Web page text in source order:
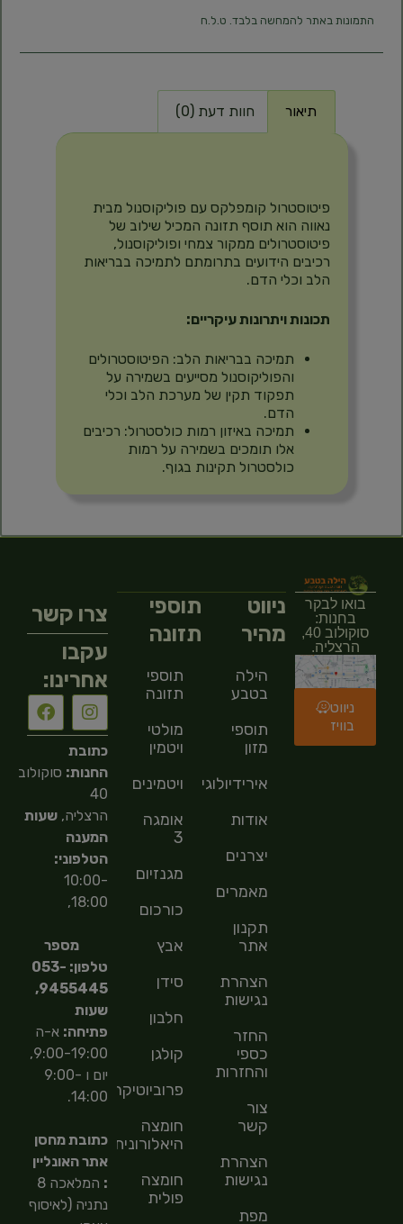
התמונות באתר להמחשה בלבד. ט.ל.ח
תיאור חוות דעת (0)
פיטוסטרול קומפלקס עם פוליקוסנול מבית
נאווה הוא תוסף תזונה המכיל שילוב של
פיטוסטרולים ממקור צמחי ופוליקוסנול,
רכיבים הידועים בתרומתם לתמיכה בבריאות
הלב וכלי הדם.
תכונות ויתרונות עיקריים:
תמיכה בבריאות הלב: הפיטוסטרולים
והפוליקוסנול מסייעים בשמירה על
תפקוד תקין של מערכת הלב וכלי
הדם.
תמיכה באיזון רמות כולסטרול: רכיבים
אלו תומכים בשמירה על רמות
כולסטרול תקינות בגוף.
בואו לבקר
בחנות:
סוקולוב 40,
הרצליה.
ניווט
בוויז
ניווט
מהיר
הילה
בטבע
תוספי
מזון
אירידיולוגיה
אודות
יצרנים
מאמרים
תקנון
אתר
הצהרת
נגישות
החזר
כספי
והחזרות
צור
קשר
הצהרת
נגישות
מפת
תוספי
תזונה
תוספי
תזונה
מולטי
ויטמין
ויטמינים
אומגה
3
מגנזיום
כורכום
אבץ
סידן
חלבון
קולגן
פרוביוטיקה
חומצה
היאלורונית
חומצה
פולית
צרו קשר
עקבו
אחרינו:
כתובת
החנות: סוקולוב
40
הרצליה,שעות
המענה
הטלפוני:
10:00-
18:00,
מספר
טלפון: 053-
9455445,
שעות
פתיחה: א-ה
9:00-19:00,
יום ו 9:00-
14:00.
כתובת מחסן
אתר האונליין
:
המלאכה 8
נתניה (לאיסוף